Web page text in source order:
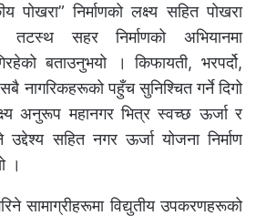
पोखरा” निर्माणको लक्ष्य सहित पोखरा
तटस्थ सहर निर्माणको अभियानमा
बताउनुभयो । किफायती, भरपर्दो,
नागरिकहरूको पहुँच सुनिश्चित गर्ने दिगो
अनुरूप महानगर भित्र स्वच्छ ऊर्जा र
उद्देश्य सहित नगर ऊर्जा योजना निर्माण
।
सामाग्रीहरूमा विद्युतीय उपकरणहरूको